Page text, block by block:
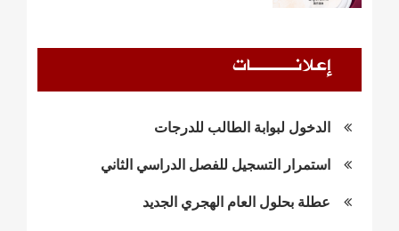
إعلانــــات
الدخول لبوابة الطالب للدرجات
استمرار التسجيل للفصل الدراسي الثاني
عطلة بحلول العام الهجري الجديد